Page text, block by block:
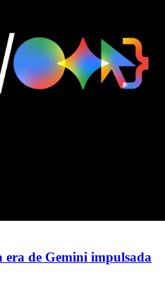
de Gemini impulsada